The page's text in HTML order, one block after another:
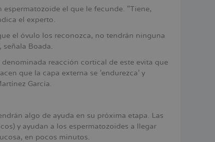
el que le fecunde. "Tiene,
el experto.
el óvulo los reconozca, no tendrán ninguna
señala Boada.
reacción cortical de este evita que
que la capa externa se 'endurezca' y
García.
algo de ayuda en su próxima etapa. Las
y ayudan a los espermatozoides a llegar
en pocos minutos.